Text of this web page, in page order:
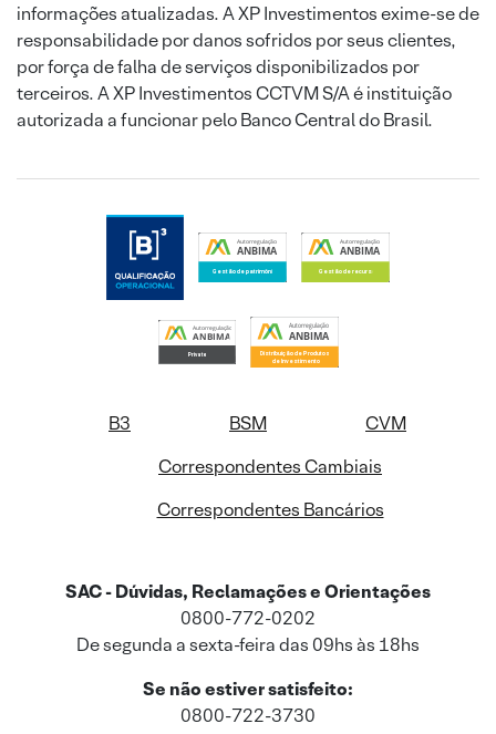
informações atualizadas. A XP Investimentos exime-se de
responsabilidade por danos sofridos por seus clientes,
por força de falha de serviços disponibilizados por
terceiros. A XP Investimentos CCTVM S/A é instituição
autorizada a funcionar pelo Banco Central do Brasil.
B3 BSM
CVM
Correspondentes Cambiais
Correspondentes Bancários
SAC - Dúvidas, Reclamações e Orientações
0800-772-0202
De segunda a sexta-feira das 09hs às 18hs
Se não estiver satisfeito:
0800-722-3730